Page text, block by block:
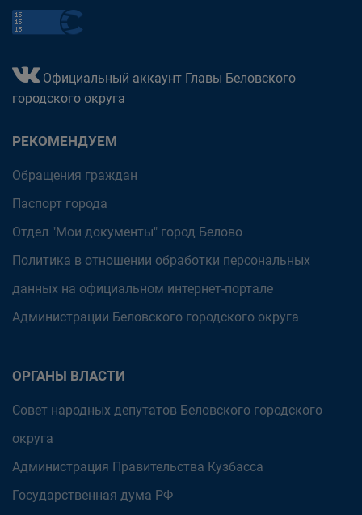
Официальный аккаунт Главы Беловского
городского округа
РЕКОМЕНДУЕМ
Обращения граждан
Паспорт города
Отдел "Мои документы" город Белово
Политика в отношении обработки персональных
данных на официальном интернет-портале
Администрации Беловского городского округа
ОРГАНЫ ВЛАСТИ
Совет народных депутатов Беловского городского
округа
Администрация Правительства Кузбасса
Государственная дума РФ